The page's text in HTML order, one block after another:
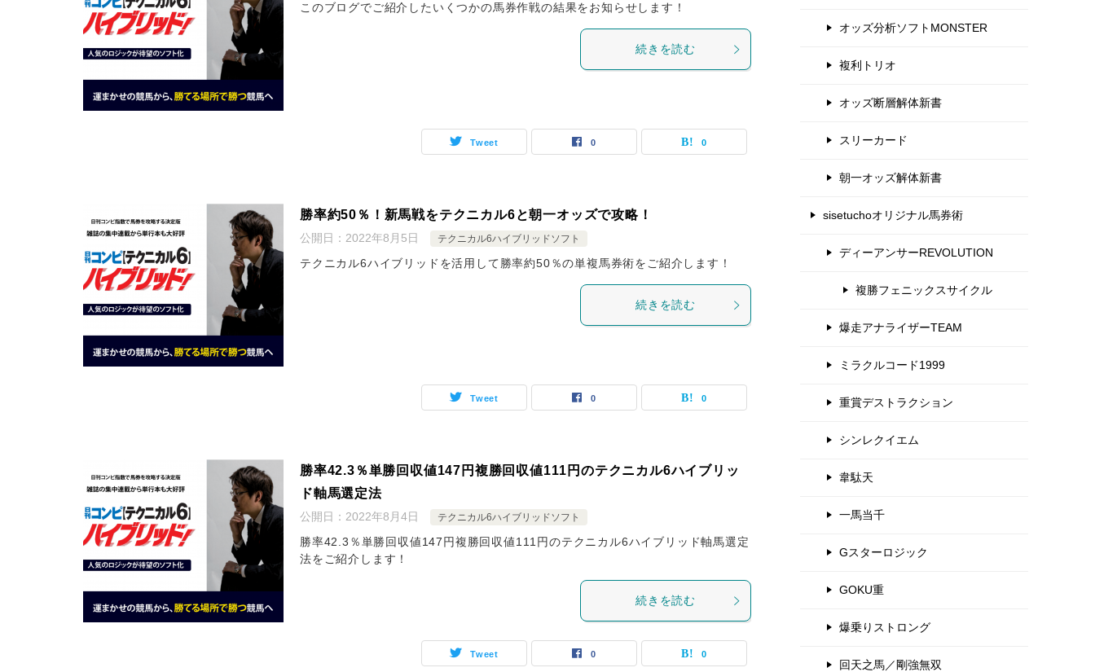
このブログでご紹介したいくつかの馬券作戦の結果をお知らせします！
続きを読む
Tweet 0 0
勝率約50％！新馬戦をテクニカル6と朝一オッズで攻略！
公開日： 2022年8月5日 テクニカル6ハイブリッドソフト
テクニカル6ハイブリッドを活用して勝率約50％の単複馬券術をご紹介します！
続きを読む
Tweet 0 0
勝率42.3％単勝回収値147円複勝回収値111円のテクニカル6ハイブリッ
ド軸馬選定法
公開日： 2022年8月4日 テクニカル6ハイブリッドソフト
勝率42.3％単勝回収値147円複勝回収値111円のテクニカル6ハイブリッド軸馬選定
法をご紹介します！
続きを読む
Tweet 0 0
オッズ分析ソフトMONSTER
複利トリオ
オッズ断層解体新書
スリーカード
朝一オッズ解体新書
sisetuchoオリジナル馬券術
ディーアンサーREVOLUTION
複勝フェニックスサイクル
爆走アナライザーTEAM
ミラクルコード1999
重賞デストラクション
シンレクイエム
韋駄天
一馬当千
Gスターロジック
GOKU重
爆乗りストロング
回天之馬／剛強無双